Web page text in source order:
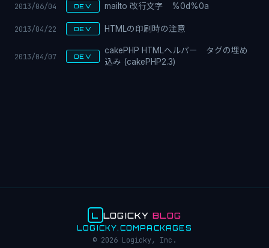
2013/06/04 DEV mailto 改行文字 %0d%0a
2013/04/22 DEV HTMLの印刷時の注意
2013/04/07 DEV
cakePHP HTMLヘルパー タグの埋め
込み (cakePHP2.3)
L LOGICKYBLOG
LOGICKY.COM PACKAGES
© 2026 Logicky, Inc.